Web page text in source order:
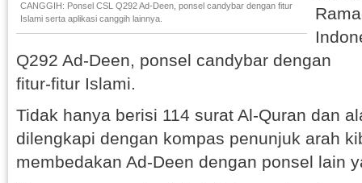
CANGGIH: Ponsel CSL Q292 Ad-Deen, ponsel candybar dengan fitur
Islami serta aplikasi canggih lainnya.
Q292 Ad-Deen, ponsel candybar dengan
fitur-fitur Islami.
Tidak hanya berisi 114 surat Al-Quran dan
dilengkapi dengan kompas penunjuk arah
membedakan Ad-Deen dengan ponsel lain